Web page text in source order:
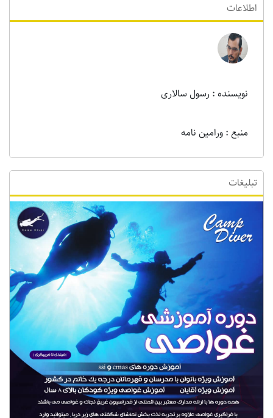
اطلاعات
نویسنده : رسول سالاری
منبع : ورامین نامه
تبلیغات